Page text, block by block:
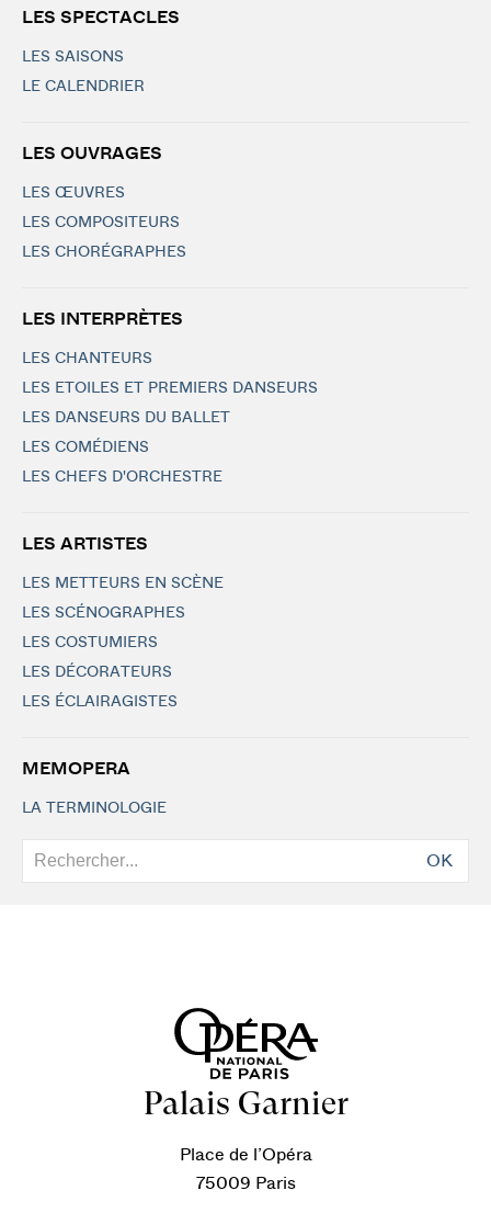
LES SPECTACLES
LES SAISONS
LE CALENDRIER
LES OUVRAGES
LES ŒUVRES
LES COMPOSITEURS
LES CHORÉGRAPHES
LES INTERPRÈTES
LES CHANTEURS
LES ETOILES ET PREMIERS DANSEURS
LES DANSEURS DU BALLET
LES COMÉDIENS
LES CHEFS D'ORCHESTRE
LES ARTISTES
LES METTEURS EN SCÈNE
LES SCÉNOGRAPHES
LES COSTUMIERS
LES DÉCORATEURS
LES ÉCLAIRAGISTES
MEMOPERA
LA TERMINOLOGIE
OK
Palais Garnier
Place de l’Opéra
75009 Paris